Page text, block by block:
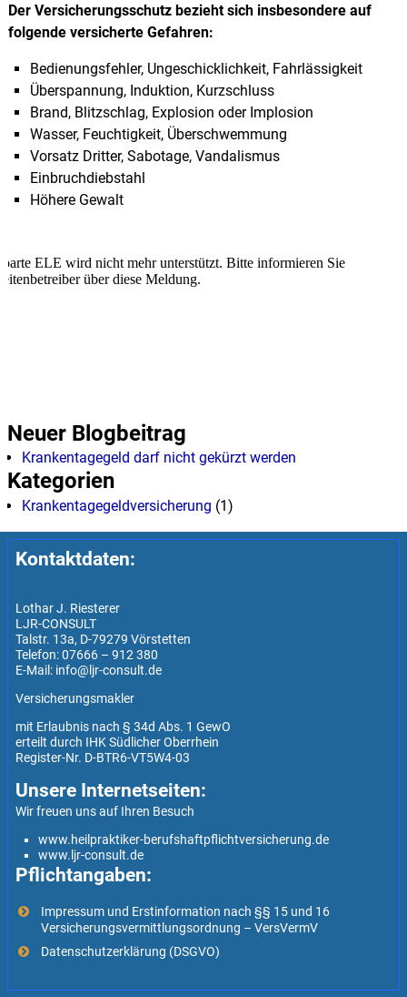
Der Versicherungsschutz bezieht sich insbesondere auf
folgende versicherte Gefahren:
Bedienungsfehler, Ungeschicklichkeit, Fahrlässigkeit
Überspannung, Induktion, Kurzschluss
Brand, Blitzschlag, Explosion oder Implosion
Wasser, Feuchtigkeit, Überschwemmung
Vorsatz Dritter, Sabotage, Vandalismus
Einbruchdiebstahl
Höhere Gewalt
Neuer Blogbeitrag
Krankentagegeld darf nicht gekürzt werden
Kategorien
Krankentagegeldversicherung (1)
Kontaktdaten:
Lothar J. Riesterer
LJR-CONSULT
Talstr. 13a, D-79279 Vörstetten
Telefon: 07666 – 912 380
E-Mail: info@ljr-consult.de
Versicherungsmakler
mit Erlaubnis nach § 34d Abs. 1 GewO
erteilt durch IHK Südlicher Oberrhein
Register-Nr. D-BTR6-VT5W4-03
Unsere Internetseiten:
Wir freuen uns auf Ihren Besuch
www.heilpraktiker-berufshaftpflichtversicherung.de
www.ljr-consult.de
Pflichtangaben:
Impressum und Erstinformation nach §§ 15 und 16
Versicherungsvermittlungsordnung – VersVermV
Datenschutzerklärung (DSGVO)